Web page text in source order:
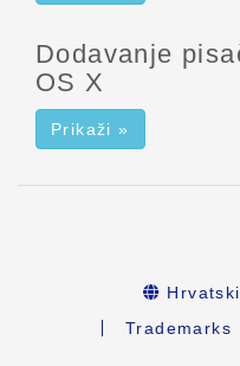
Dodavanje
OS X
Prikaži »
Hrvatski
Trademarks